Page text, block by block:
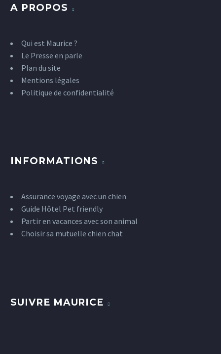
A PROPOS
Qui est Maurice ?
Le Presse en parle
Plan du site
Mentions légales
Politique de confidentialité
INFORMATIONS
Assurance voyage avec un chien
Guide Hôtel Pet friendly
Partir en vacances avec son animal
Choisir sa mutuelle chien chat
SUIVRE MAURICE